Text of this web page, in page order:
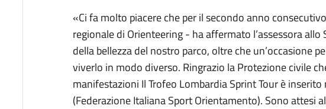
«Ci fa molto piacere che per il secondo anno
regionale di Orienteering - ha affermato l’assessora
della bellezza del nostro parco, oltre che un’occasione
viverlo in modo diverso. Ringrazio la Protezione civile
manifestazioni Il Trofeo Lombardia Sprint Tour è
(Federazione Italiana Sport Orientamento). Sono attesi